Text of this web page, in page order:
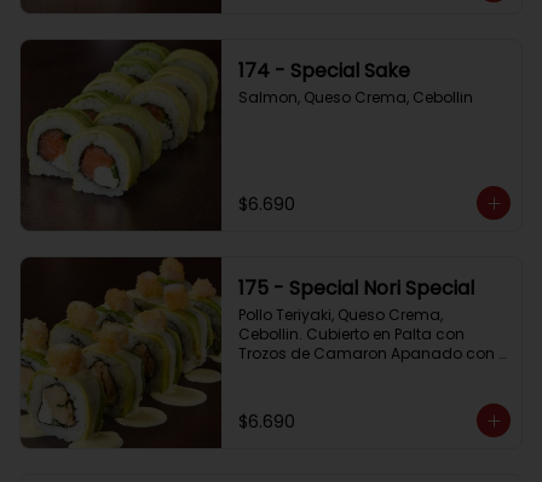
174 - Special Sake
Salmon, Queso Crema, Cebollin
$6.690
175 - Special Nori Special
Pollo Teriyaki, Queso Crema,
Cebollin. Cubierto en Palta con
Trozos de Camaron Apanado con
$6.690